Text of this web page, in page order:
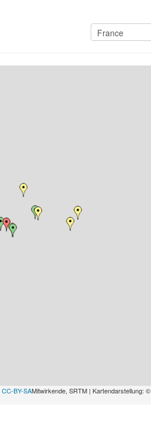
CC-BY-SAMitwirkende, SRTM | Kartendarstellung: ©